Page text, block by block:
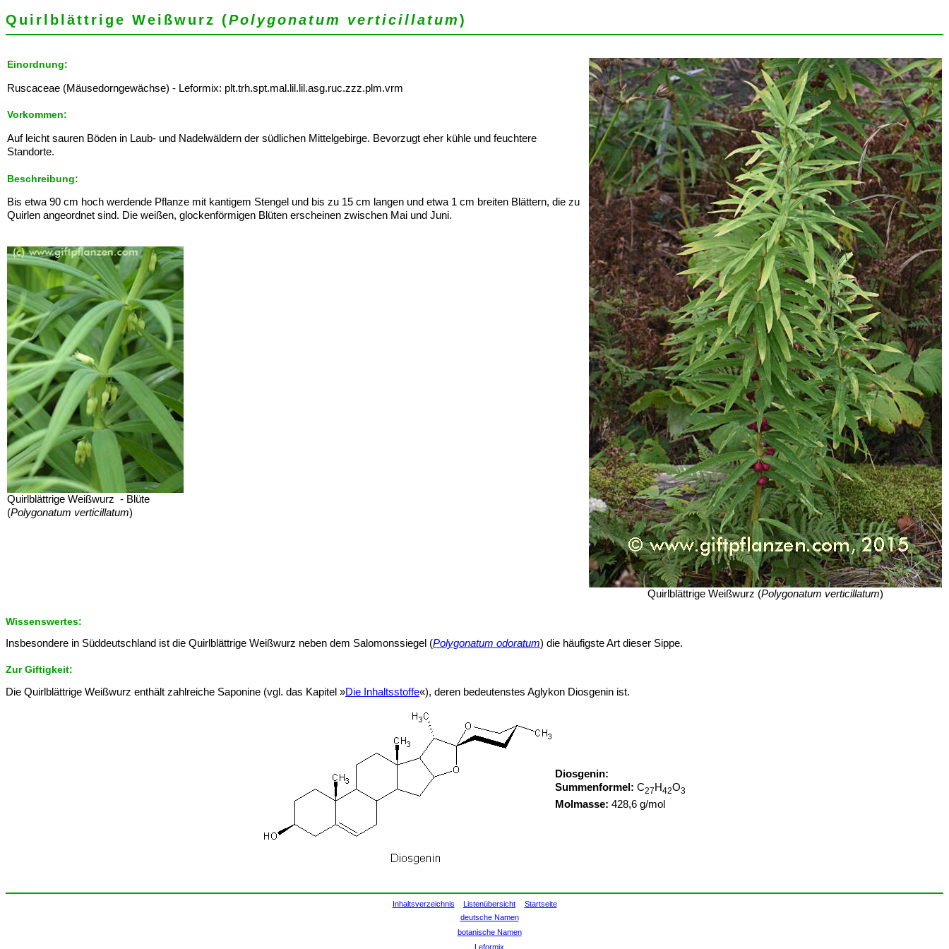
Quirlblättrige Weißwurz (Polygonatum verticillatum)
Einordnung:
Ruscaceae (Mäusedorngewächse) - Leformix: plt.trh.spt.mal.lil.lil.asg.ruc.zzz.plm.vrm
Vorkommen:
Auf leicht sauren Böden in Laub- und Nadelwäldern der südlichen Mittelgebirge. Bevorzugt eher kühle und feuchtere
Standorte.
Beschreibung:
Bis etwa 90 cm hoch werdende Pflanze mit kantigem Stengel und bis zu 15 cm langen und etwa 1 cm breiten Blättern, die zu
Quirlen angeordnet sind. Die weißen, glockenförmigen Blüten erscheinen zwischen Mai und Juni.
Quirlblättrige Weißwurz - Blüte
(Polygonatum verticillatum)
Quirlblättrige Weißwurz (Polygonatum verticillatum)
Wissenswertes:
Insbesondere in Süddeutschland ist die Quirlblättrige Weißwurz neben dem Salomonssiegel (Polygonatum odoratum) die häufigste Art dieser Sippe.
Zur Giftigkeit:
Die Quirlblättrige Weißwurz enthält zahlreiche Saponine (vgl. das Kapitel »Die Inhaltsstoffe«), deren bedeutenstes Aglykon Diosgenin ist.
Diosgenin:
Summenformel: C27 H42O3
Molmasse: 428,6 g/mol
Inhaltsverzeichnis Listenübersicht
Startseite
deutsche Namen
botanische Namen
Leformix